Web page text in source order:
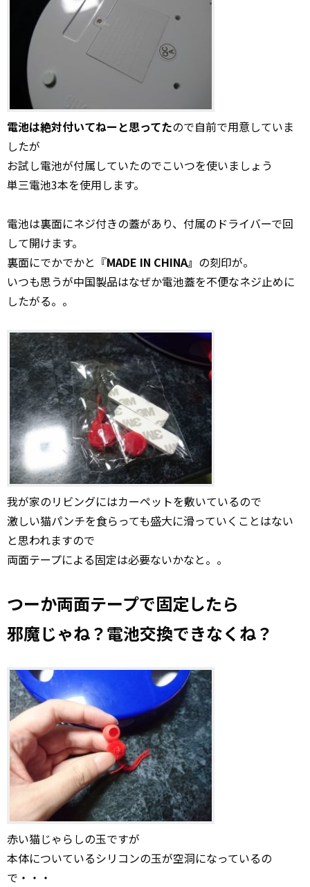
電池は絶対付いてねーと思ってたので自前で用意していま
したが
お試し電池が付属していたのでこいつを使いましょう
単三電池3本を使用します。
電池は裏面にネジ付きの蓋があり、付属のドライバーで回
して開けます。
裏面にでかでかと『MADE IN CHINA』 の刻印が。
いつも思うが中国製品はなぜか電池蓋を不便なネジ止めに
したがる。。
我が家のリビングにはカーペットを敷いているので
激しい猫パンチを食らっても盛大に滑っていくことはない
と思われますので
両面テープによる固定は必要ないかなと。。
つーか両面テープで固定したら
邪魔じゃね？電池交換できなくね？
赤い猫じゃらしの玉ですが
本体についているシリコンの玉が空洞になっているの
で・・・